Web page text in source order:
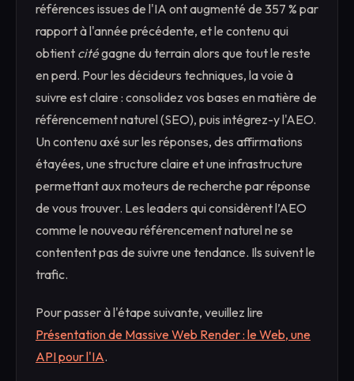
références issues de l'IA ont augmenté de 357 % par
rapport à l'année précédente, et le contenu qui
obtient citégagne du terrain alors que tout le reste
en perd. Pour les décideurs techniques, la voie à
suivre est claire : consolidez vos bases en matière de
référencement naturel (SEO), puis intégrez-y l'AEO.
Un contenu axé sur les réponses, des affirmations
étayées, une structure claire et une infrastructure
permettant aux moteurs de recherche par réponse
de vous trouver. Les leaders qui considèrent l’AEO
comme le nouveau référencement naturel ne se
contentent pas de suivre une tendance. Ils suivent le
trafic.
Pour passer à l'étape suivante, veuillez lire
Présentation de Massive Web Render : le Web, une
API pour l'IA.